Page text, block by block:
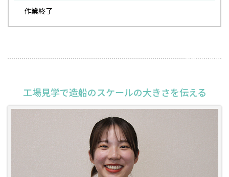
作業終了
2025年6月24日
工場見学で造船のスケールの大きさを伝える